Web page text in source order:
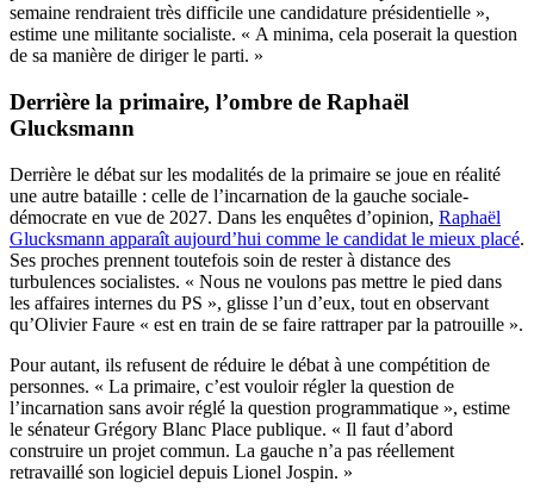
semaine rendraient très difficile une candidature présidentielle »,
estime une militante socialiste. « A minima, cela poserait la question
de sa manière de diriger le parti. »
Derrière la primaire, l’ombre de Raphaël
Glucksmann
Derrière le débat sur les modalités de la primaire se joue en réalité
une autre bataille : celle de l’incarnation de la gauche sociale-
démocrate en vue de 2027. Dans les enquêtes d’opinion, Raphaël
Glucksmann apparaît aujourd’hui comme le candidat le mieux placé.
Ses proches prennent toutefois soin de rester à distance des
turbulences socialistes. « Nous ne voulons pas mettre le pied dans
les affaires internes du PS », glisse l’un d’eux, tout en observant
qu’Olivier Faure « est en train de se faire rattraper par la patrouille ».
Pour autant, ils refusent de réduire le débat à une compétition de
personnes. « La primaire, c’est vouloir régler la question de
l’incarnation sans avoir réglé la question programmatique », estime
le sénateur Grégory Blanc Place publique. « Il faut d’abord
construire un projet commun. La gauche n’a pas réellement
retravaillé son logiciel depuis Lionel Jospin. »